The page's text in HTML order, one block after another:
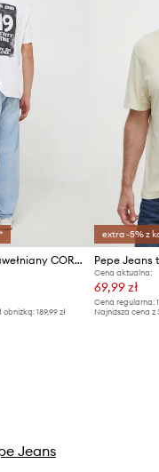
Pepe Jeans t-shirt bawełniany CORBUS
obniżką: 189,99 zł
extra -5% z
Pepe Jeans
Cena aktualna:
69,99 zł
Cena regularna:
Najniższa cena
Jeans